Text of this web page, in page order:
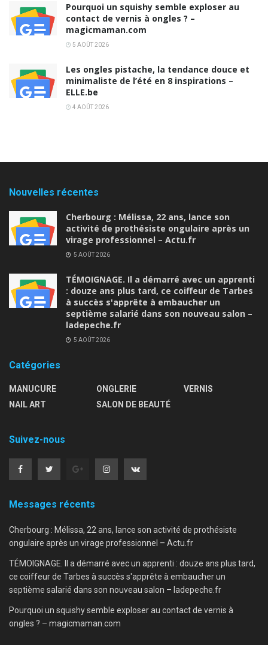
Pourquoi un squishy semble exploser au
contact de vernis à ongles ? –
magicmaman.com
5 AOÛT 2026
Les ongles pistache, la tendance douce et
minimaliste de l’été en 8 inspirations –
ELLE.be
4 AOÛT 2026
Nouvelles récentes
Cherbourg : Mélissa, 22 ans, lance son
activité de prothésiste ongulaire après un
virage professionnel – Actu.fr
5 AOÛT 2026
TÉMOIGNAGE. Il a démarré avec un apprenti
: douze ans plus tard, ce coiffeur de Tarbes
à succès s'apprête à embaucher un
septième salarié dans son nouveau salon –
ladepeche.fr
5 AOÛT 2026
Catégories
MANUCURE
NAIL ART
ONGLERIE
SALON DE BEAUTÉ
VERNIS
Suivez-nous
Messages récents
Cherbourg : Mélissa, 22 ans, lance son activité de prothésiste
ongulaire après un virage professionnel – Actu.fr
TÉMOIGNAGE. Il a démarré avec un apprenti : douze ans plus tard,
ce coiffeur de Tarbes à succès s'apprête à embaucher un
septième salarié dans son nouveau salon – ladepeche.fr
Pourquoi un squishy semble exploser au contact de vernis à
ongles ? – magicmaman.com